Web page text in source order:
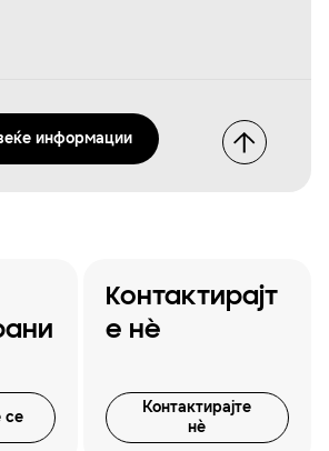
информации
се
Контактирајт
е нѐ
Контактирајте
нѐ